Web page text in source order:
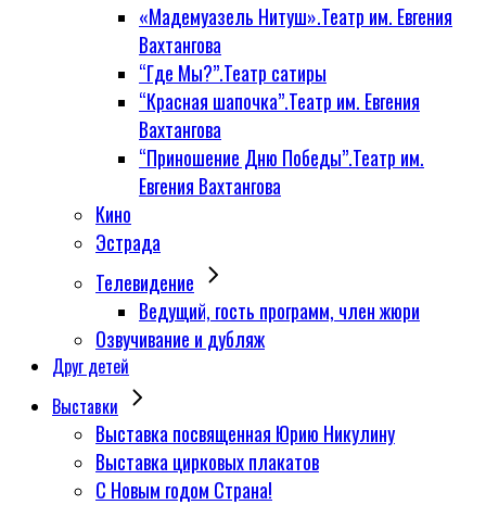
«Мадемуазель Нитуш».Театр им. Евгения
Вахтангова
“Где Мы?”.Театр сатиры
“Красная шапочка”.Театр им. Евгения
Вахтангова
“Приношение Дню Победы”.Театр им.
Евгения Вахтангова
Кино
Эстрада
Телевидение
Ведущий, гость программ, член жюри
Озвучивание и дубляж
Друг детей
Выставки
Выставка посвященная Юрию Никулину
Выставка цирковых плакатов
С Новым годом Страна!